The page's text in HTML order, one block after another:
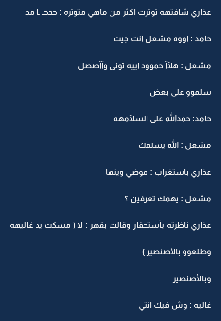
عذاري شافتهه توترت اكثر من ماهي متوتره : حححـ ـآ مد
حآمد : اووه مشعل انت جيت
مشعل : هلآآ حموود اييه توني وآآصصل
سلموو على بعض
حامد: حمدالله على السلآمهه
مشعل : الله يسلمك
عذاري باستغراب : موضي وينها
مشعل : يهمك تعرفين ؟
عذاري ناظرته بأستحقآر وقآلت بقهر : لا ( مسكت يد غآليهه
وطلعوو بالأصنصير )
وبالأصنصير
غاليه : وش فيك انتي